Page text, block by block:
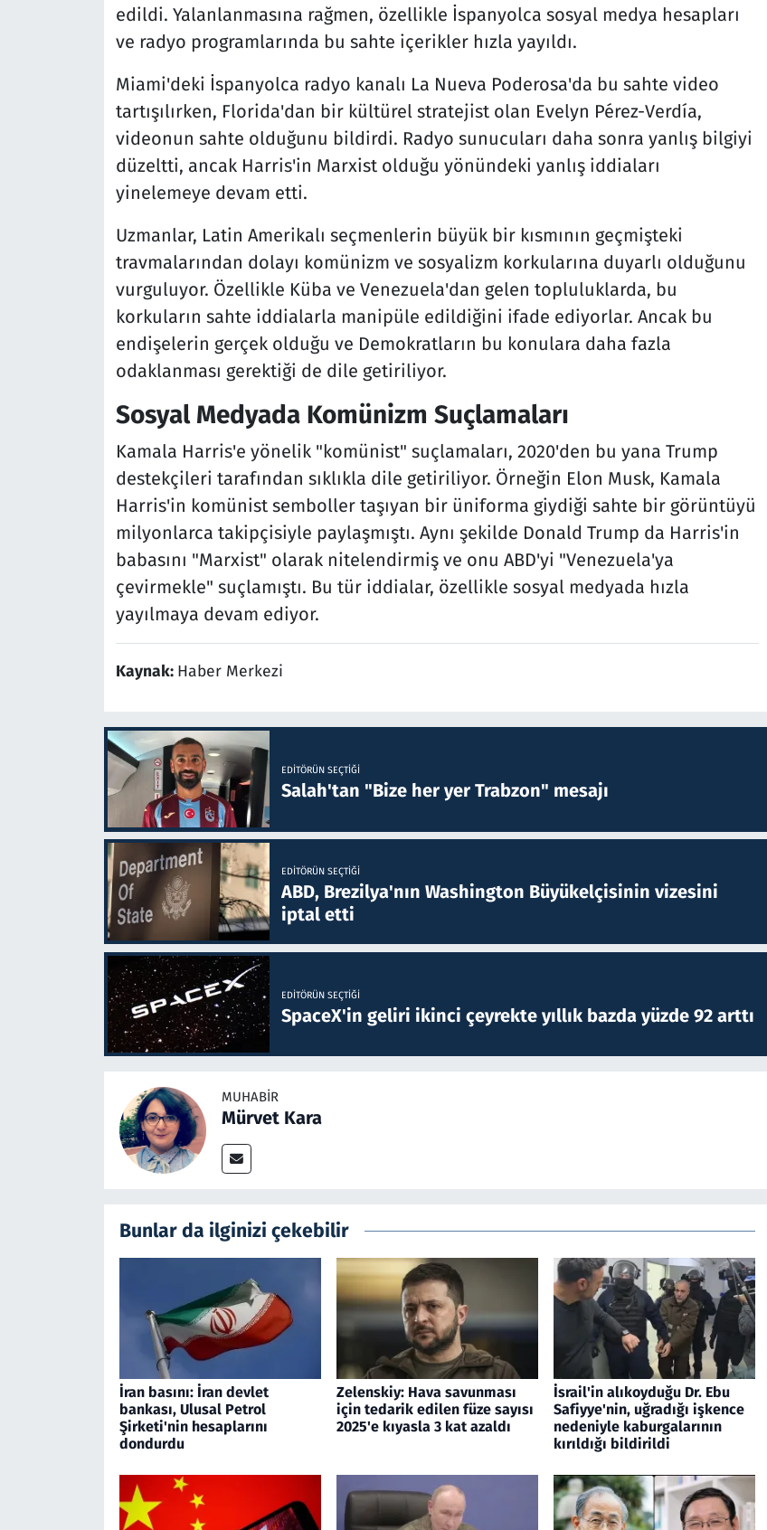
edildi. Yalanlanmasına rağmen, özellikle İspanyolca sosyal medya hesapları
ve radyo programlarında bu sahte içerikler hızla yayıldı.
Miami'deki İspanyolca radyo kanalı La Nueva Poderosa'da bu sahte video
tartışılırken, Florida'dan bir kültürel stratejist olan Evelyn Pérez-Verdía,
videonun sahte olduğunu bildirdi. Radyo sunucuları daha sonra yanlış bilgiyi
düzeltti, ancak Harris'in Marxist olduğu yönündeki yanlış iddiaları
yinelemeye devam etti.
Uzmanlar, Latin Amerikalı seçmenlerin büyük bir kısmının geçmişteki
travmalarından dolayı komünizm ve sosyalizm korkularına duyarlı olduğunu
vurguluyor. Özellikle Küba ve Venezuela'dan gelen topluluklarda, bu
korkuların sahte iddialarla manipüle edildiğini ifade ediyorlar. Ancak bu
endişelerin gerçek olduğu ve Demokratların bu konulara daha fazla
odaklanması gerektiği de dile getiriliyor.
Sosyal Medyada Komünizm Suçlamaları
Kamala Harris'e yönelik "komünist" suçlamaları, 2020'den bu yana Trump
destekçileri tarafından sıklıkla dile getiriliyor. Örneğin Elon Musk, Kamala
Harris'in komünist semboller taşıyan bir üniforma giydiği sahte bir görüntüyü
milyonlarca takipçisiyle paylaşmıştı. Aynı şekilde Donald Trump da Harris'in
babasını "Marxist" olarak nitelendirmiş ve onu ABD'yi "Venezuela'ya
çevirmekle" suçlamıştı. Bu tür iddialar, özellikle sosyal medyada hızla
yayılmaya devam ediyor.
Kaynak: Haber Merkezi
EDITÖRÜN SEÇTIĞI
Salah'tan "Bize her yer Trabzon" mesajı
EDITÖRÜN SEÇTIĞI
ABD, Brezilya'nın Washington Büyükelçisinin vizesini
iptal etti
EDITÖRÜN SEÇTIĞI
SpaceX'in geliri ikinci çeyrekte yıllık bazda yüzde 92 arttı
MUHABIR
Mürvet Kara
Bunlar da ilginizi çekebilir
İran basını: İran devlet
bankası, Ulusal Petrol
Şirketi'nin hesaplarını
dondurdu
Zelenskiy: Hava savunması
için tedarik edilen füze sayısı
2025'e kıyasla 3 kat azaldı
İsrail'in alıkoyduğu Dr. Ebu
Safiyye'nin, uğradığı işkence
nedeniyle kaburgalarının
kırıldığı bildirildi